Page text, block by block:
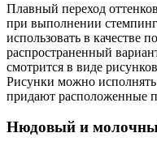
Плавный переход
при выполнении
использовать в качестве
распространенный
смотрится в виде
Рисунки можно
придают расположенные
Нюдовый и